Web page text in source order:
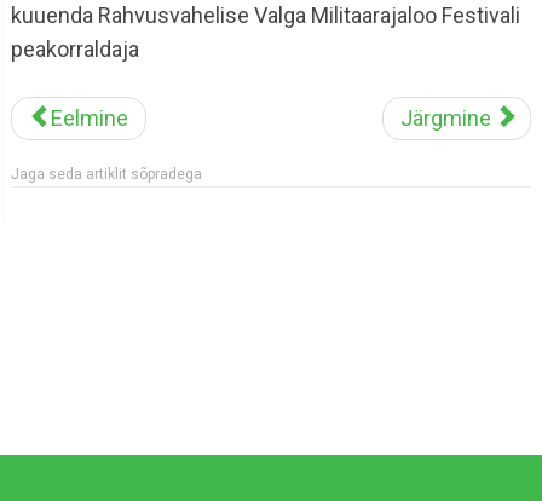
kuuenda Rahvusvahelise Valga Militaarajaloo Festivali
peakorraldaja
Eelmine Järgmine
Jaga seda artiklit sõpradega